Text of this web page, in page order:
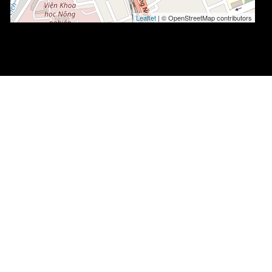
Leaflet| © OpenStreetMap contributors